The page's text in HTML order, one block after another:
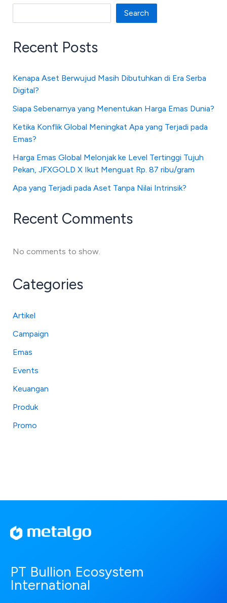
Search
Recent Posts
Kenapa Aset Berwujud Masih Dibutuhkan di Era Serba
Digital?
Siapa Sebenarnya yang Menentukan Harga Emas Dunia?
Ketika Konflik Global Meningkat Apa yang Terjadi pada
Emas?
Harga Emas Global Melonjak ke Level Tertinggi Tujuh
Pekan, JFXGOLD X Ikut Menguat Rp. 87 ribu/gram
Apa yang Terjadi pada Aset Tanpa Nilai Intrinsik?
Recent Comments
No comments to show.
Categories
Artikel
Campaign
Emas
Events
Keuangan
Produk
Promo
PT Bullion Ecosystem
International